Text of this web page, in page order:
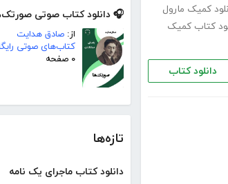
🎧 دانلود کتاب صوتی
از: صادق هدایت
کتاب‌های صوتی
۰ صفحه
تازه‌ها
دانلود کتاب ماجرای یک نامه
کمیک مارول
کتاب کمیک
دانلود کتاب